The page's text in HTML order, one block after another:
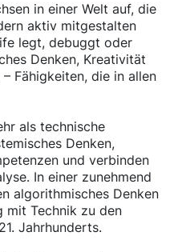
in einer Welt auf, die
aktiv mitgestalten
legt, debuggt oder
Denken, Kreativität
Fähigkeiten, die in allen
als technische
Denken,
und verbinden
In einer zunehmend
algorithmisches Denken
mit Technik zu den
Jahrhunderts.